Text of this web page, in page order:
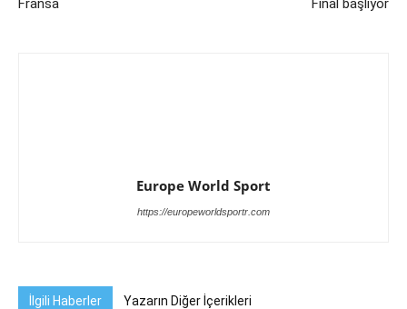
Fransa Final başlıyor
Europe World Sport
https://europeworldsportr.com
İlgili Haberler Yazarın Diğer İçerikleri